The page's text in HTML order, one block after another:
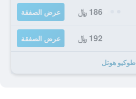
186 ﷼ عرض الصفقة
192 ﷼ عرض الصفقة